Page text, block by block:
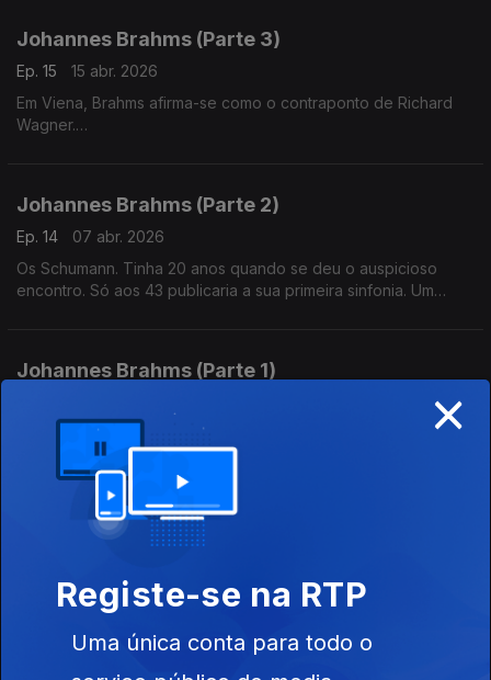
Johannes Brahms (Parte 3)
Ep. 15
15 abr. 2026
Em Viena, Brahms afirma-se como o contraponto de Richard
Wagner.
Johannes Brahms (Parte 2)
Ep. 14
07 abr. 2026
Os Schumann. Tinha 20 anos quando se deu o auspicioso
encontro. Só aos 43 publicaria a sua primeira sinfonia. Um
Johannes Brahms (Parte 1)
A juventude e as influências. É na sua juventude que entra em
contacto com a música cigana, que se revelará uma importante
influência na sua produção musical.
George Frideric Handel (Parte 4)
George Frideric Handel (Parte 3)
×
Registe-se na RTP
Uma única conta para todo o